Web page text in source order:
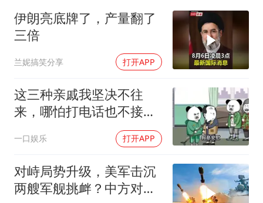
国防部：中国军队坚决反制任何闹海挑衅图谋
“新疆阿勒泰八月能滑雪”不实
夯实基础开新局
伊朗亮底牌了，产量翻了
三倍
兰妮搞笑分享 打开APP
这三种亲戚我坚决不往
来，哪怕打电话也不接，
一口娱乐 打开APP
对峙局势升级，美军击沉
两艘军舰挑衅？中方对美